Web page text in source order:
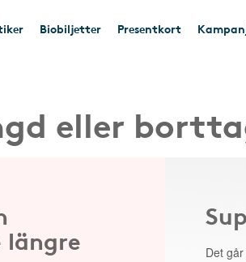
Biobiljetter Presentkort
eller
Det